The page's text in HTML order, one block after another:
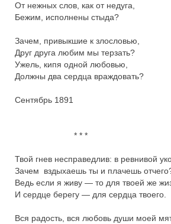
От нежных слов, как от недуга,
Бежим, исполнены стыда?
Зачем, привыкшие к злословью,
Друг друга любим мы терзать?
Ужель, кипя одной любовью,
Должны два сердца враждовать?
Сентябрь 1891
                         * * *
Твой гнев несправедлив: в ревнивой
Зачем  вздыхаешь ты и плачешь
Ведь если я живу — то для твоей же
И сердце берегу — для сердца твоего.
Вся радость, вся любовь души моей